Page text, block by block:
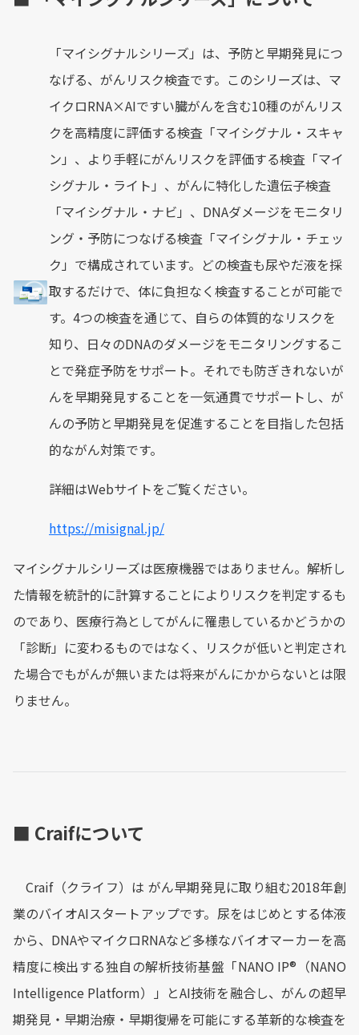
「マイシグナルシリーズ」は、予防と早期発見につ
なげる、がんリスク検査です。このシリーズは、マ
イクロRNA×AIですい臓がんを含む10種のがんリス
クを高精度に評価する検査「マイシグナル・スキャ
ン」、より手軽にがんリスクを評価する検査「マイ
シグナル・ライト」、がんに特化した遺伝子検査
「マイシグナル・ナビ」、DNAダメージをモニタリ
ング・予防につなげる検査「マイシグナル・チェッ
ク」で構成されています。どの検査も尿やだ液を採
取するだけで、体に負担なく検査することが可能で
す。4つの検査を通じて、自らの体質的なリスクを
知り、日々のDNAのダメージをモニタリングするこ
とで発症予防をサポート。それでも防ぎきれないが
んを早期発見することを一気通貫でサポートし、が
んの予防と早期発見を促進することを目指した包括
的ながん対策です。
詳細はWebサイトをご覧ください。
https://misignal.jp/
マイシグナルシリーズは医療機器ではありません。解析し
た情報を統計的に計算することによりリスクを判定するも
のであり、医療行為としてがんに罹患しているかどうかの
「診断」に変わるものではなく、リスクが低いと判定され
た場合でもがんが無いまたは将来がんにかからないとは限
りません。
■ Craifについて
Craif（クライフ）は がん早期発見に取り組む2018年創
業のバイオAIスタートアップです。尿をはじめとする体液
から、DNAやマイクロRNAなど多様なバイオマーカーを高
精度に検出する独自の解析技術基盤「NANO IP®︎（NANO
Intelligence Platform）」とAI技術を融合し、がんの超早
期発見・早期治療・早期復帰を可能にする革新的な検査を